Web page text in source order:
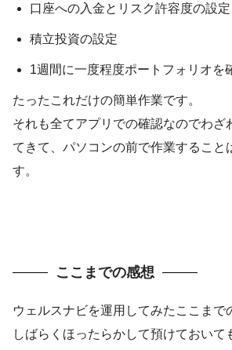
口座への入金とリスク許容度の設定
積立投資の設定
1週間に一度程度ポートフォリオを
たったこれだけの簡単作業です。
それも全てアプリでの確認なのでわざ
てきて、パソコンの前で作業すること
す。
ここまでの感想
ウェルスナビを運用してみたここまで
しばらくほったらかして預けておい